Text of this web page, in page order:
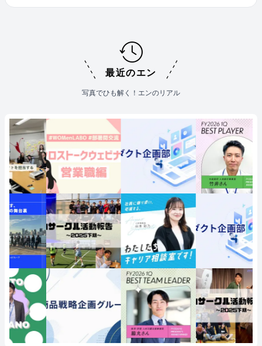
最近のエン
写真でひも解く！エンのリアル